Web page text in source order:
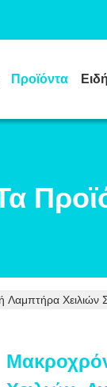
Προϊόντα
Λαμπτήρα Χειλιών